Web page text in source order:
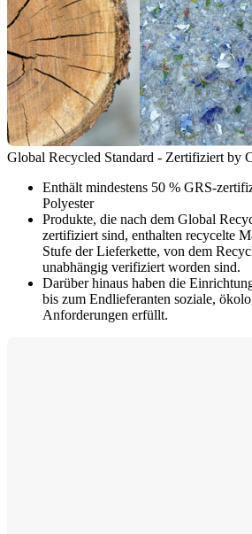
Global Recycled Standard - Zertifiziert by
Enthält mindestens 50 % GRS-
Polyester
Produkte, die nach dem Global
zertifiziert sind, enthalten recycelte
Stufe der Lieferkette, von dem
unabhängig verifiziert worden sind.
Darüber hinaus haben die
bis zum Endlieferanten soziale,
Anforderungen erfüllt.